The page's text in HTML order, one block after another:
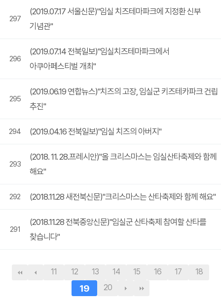
297
(2019.07.17 서울신문)"임실 치즈테마파크에 지정환 신부
기념관"
296
(2019.07.14 전북일보)"임실치즈테마파크에서
아쿠아페스티벌 개최"
295
(2019.06.19 연합뉴스)"치즈의 고장, 임실군 키즈테카파크 건립
추진"
294 (2019.04.16 전북일보)"임실 치즈의 아버지"
293
(2018. 11. 28.프레시안)"올 크리스마스는 임실산타축제와 함께
해요"
292 (2018.11.28 새전북신문)"크리스마스는 산타축제와 함께 해요"
291
(2018.11.28 전북중앙신문)"임실군 산타축제 참여할 산타를
찾습니다"
11 12 13 14 15 16 17 18
19 20